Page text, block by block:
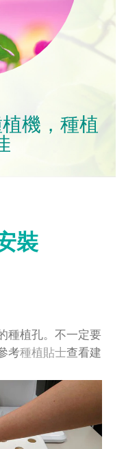
機，種植
裝
種植孔。不一定要
考種植貼士​查看建